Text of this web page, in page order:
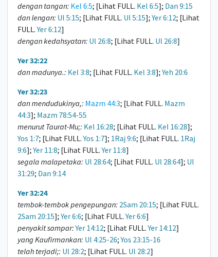
dengan tangan: Kel 6:5; [Lihat FULL. Kel 6:5]; Dan 9:15
dan lengan: Ul 5:15; [Lihat FULL. Ul 5:15];Yer 6:12; [Lihat
FULL.Yer 6:12]
dengan kedahsyatan: Ul 26:8; [Lihat FULL. Ul 26:8]
Yer 32:22
dan madunya.: Kel 3:8; [Lihat FULL. Kel 3:8];Yeh 20:6
Yer 32:23
dan mendudukinya,: Mazm 44:3; [Lihat FULL. Mazm
44:3]; Mazm 78:54-55
menurut Taurat-Mu;: Kel 16:28; [Lihat FULL. Kel 16:28];
Yos 1:7; [Lihat FULL.Yos 1:7]; 1Raj 9:6; [Lihat FULL. 1Raj
9:6];Yer 11:8; [Lihat FULL.Yer 11:8]
segala malapetaka: Ul 28:64; [Lihat FULL. Ul 28:64]; Ul
31:29; Dan 9:14
Yer 32:24
tembok-tembok pengepungan: 2Sam 20:15; [Lihat FULL.
2Sam 20:15];Yer 6:6; [Lihat FULL.Yer 6:6]
penyakit sampar: Yer 14:12; [Lihat FULL.Yer 14:12]
yang Kaufirmankan: Ul 4:25-26;Yos 23:15-16
telah terjadi;: Ul 28:2; [Lihat FULL. Ul 28:2]